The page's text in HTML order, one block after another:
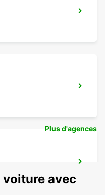
Plus d'agences
avec